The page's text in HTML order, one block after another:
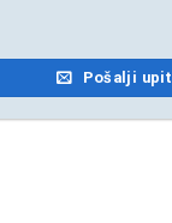
Pošalji upit